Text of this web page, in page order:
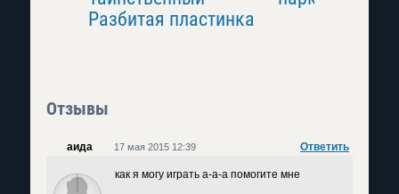
Разбитая пластинка
Отзывы
аида Ответить
17 мая 2015 12:39
как я могу играть а-а-а помогите мне